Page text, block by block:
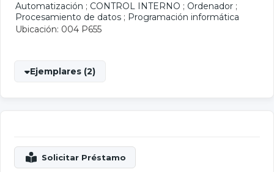
Automatización ; CONTROL INTERNO ; Ordenador ;
Procesamiento de datos ; Programación informática
Ubicación: 004 P655
Ejemplares (2)